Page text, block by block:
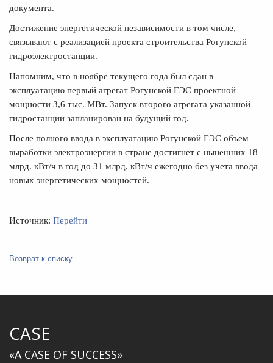
документа.
Достижение энергетической независимости в том числе,
связывают с реализацией проекта строительства Рогунской
гидроэлектростанции.
Напомним, что в ноябре текущего года был сдан в
эксплуатацию первый агрегат Рогунской ГЭС проектной
мощности 3,6 тыс. МВт. Запуск второго агрегата указанной
гидростанции запланирован на будущий год.
После полного ввода в эксплуатацию Рогунской ГЭС объем
выработки электроэнергии в стране достигнет с нынешних 18
млрд. кВт/ч в год до 31 млрд. кВт/ч ежегодно без учета ввода
новых энергетических мощностей.
Источник: Перейти
Возврат к списку
CASE
«A CASE OF SUCCESS»